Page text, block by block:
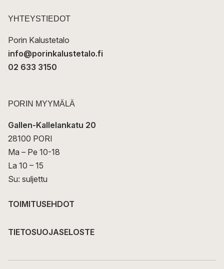
t
YHTEYSTIEDOT
Porin Kalustetalo
info@porinkalustetalo.fi
02 633 3150
PORIN MYYMÄLÄ
Gallen-Kallelankatu 20
28100 PORI
Ma – Pe 10-18
La 10 – 15
Su: suljettu
TOIMITUSEHDOT
TIETOSUOJASELOSTE